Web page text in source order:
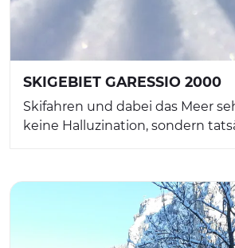
SKIGEBIET GARESSIO 2000
Skifahren und dabei das Meer
keine Halluzination, sondern